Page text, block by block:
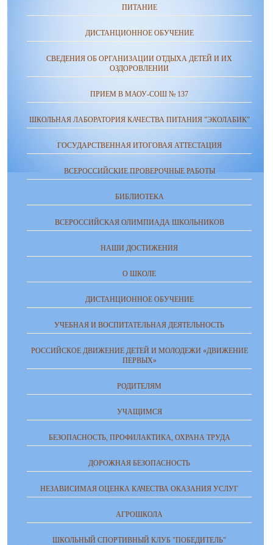
ПИТАНИЕ
ДИСТАНЦИОННОЕ ОБУЧЕНИЕ
СВЕДЕНИЯ ОБ ОРГАНИЗАЦИИ ОТДЫХА ДЕТЕЙ И ИХ
ОЗДОРОВЛЕНИИ
ПРИЕМ В МАОУ-СОШ № 137
ШКОЛЬНАЯ ЛАБОРАТОРИЯ КАЧЕСТВА ПИТАНИЯ "ЭКОЛАБИК"
ГОСУДАРСТВЕННАЯ ИТОГОВАЯ АТТЕСТАЦИЯ
ВСЕРОССИЙСКИЕ ПРОВЕРОЧНЫЕ РАБОТЫ
БИБЛИОТЕКА
ВСЕРОССИЙСКАЯ ОЛИМПИАДА ШКОЛЬНИКОВ
НАШИ ДОСТИЖЕНИЯ
О ШКОЛЕ
ДИСТАНЦИОННОЕ ОБУЧЕНИЕ
УЧЕБНАЯ И ВОСПИТАТЕЛЬНАЯ ДЕЯТЕЛЬНОСТЬ
РОССИЙСКОЕ ДВИЖЕНИЕ ДЕТЕЙ И МОЛОДЕЖИ «ДВИЖЕНИЕ
ПЕРВЫХ»
РОДИТЕЛЯМ
УЧАЩИМСЯ
БЕЗОПАСНОСТЬ, ПРОФИЛАКТИКА, ОХРАНА ТРУДА
ДОРОЖНАЯ БЕЗОПАСНОСТЬ
НЕЗАВИСИМАЯ ОЦЕНКА КАЧЕСТВА ОКАЗАНИЯ УСЛУГ
АГРОШКОЛА
ШКОЛЬНЫЙ СПОРТИВНЫЙ КЛУБ "ПОБЕДИТЕЛЬ"